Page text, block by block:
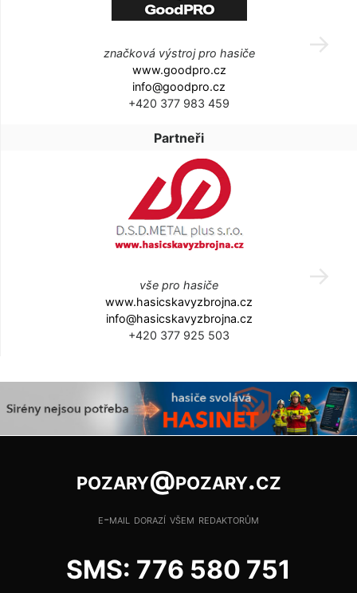
značková výstroj pro hasiče
www.goodpro.cz
info@goodpro.cz
+420 377 983 459
Partneři
vše pro hasiče
www.hasicskavyzbrojna.cz
info@hasicskavyzbrojna.cz
+420 377 925 503
pozary@pozary.cz
e-mail dorazí všem redaktorům
SMS: 776 580 751